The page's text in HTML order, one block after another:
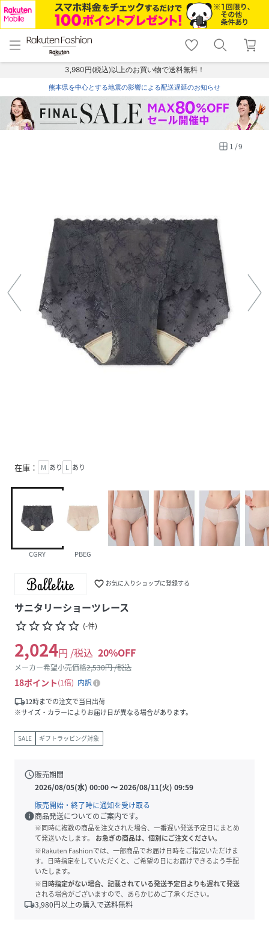
menu home
トップ
shopping_cart lock_outline
ログイン
3,980円(税込)以上のお買い物で送料無料！
熊本県を中心とする地震の影響による配送遅延のお知らせ
1 /9
在庫： M あり L あり
CGRY PBEG
favorite_border お気に入りショップに登録する
サニタリーショーツレース
star_borderstar_borderstar_borderstar_borderstar_border (-件)
2,024円 /税込 20%OFF
メーカー希望小売価格2,530円 /税込
18ポイント 1倍
内訳
local_shipping12時までの注文で当日出荷
※サイズ・カラーによりお届け日が異なる場合があります。
SALE ギフトラッピング対象
schedule販売期間
2026/08/05(水) 00:00〜2026/08/11(火) 09:59
販売開始・終了時に通知を受け取る
info商品発送についてのご案内です。
※同時に複数の商品を注文された場合、一番遅い発送予定日にまとめ
て発送いたします。
お急ぎの商品は、個別にご注文ください。
※Rakuten Fashionでは、一部商品でお届け日時をご指定いただけま
す。日時指定をしていただくと、ご希望の日にお届けできるよう手配
いたします。
※日時指定がない場合、記載されている発送予定日よりも遅れて発送
される場合がございますので、あらかじめご了承ください。
local_shipping3,980円以上の購入で送料無料